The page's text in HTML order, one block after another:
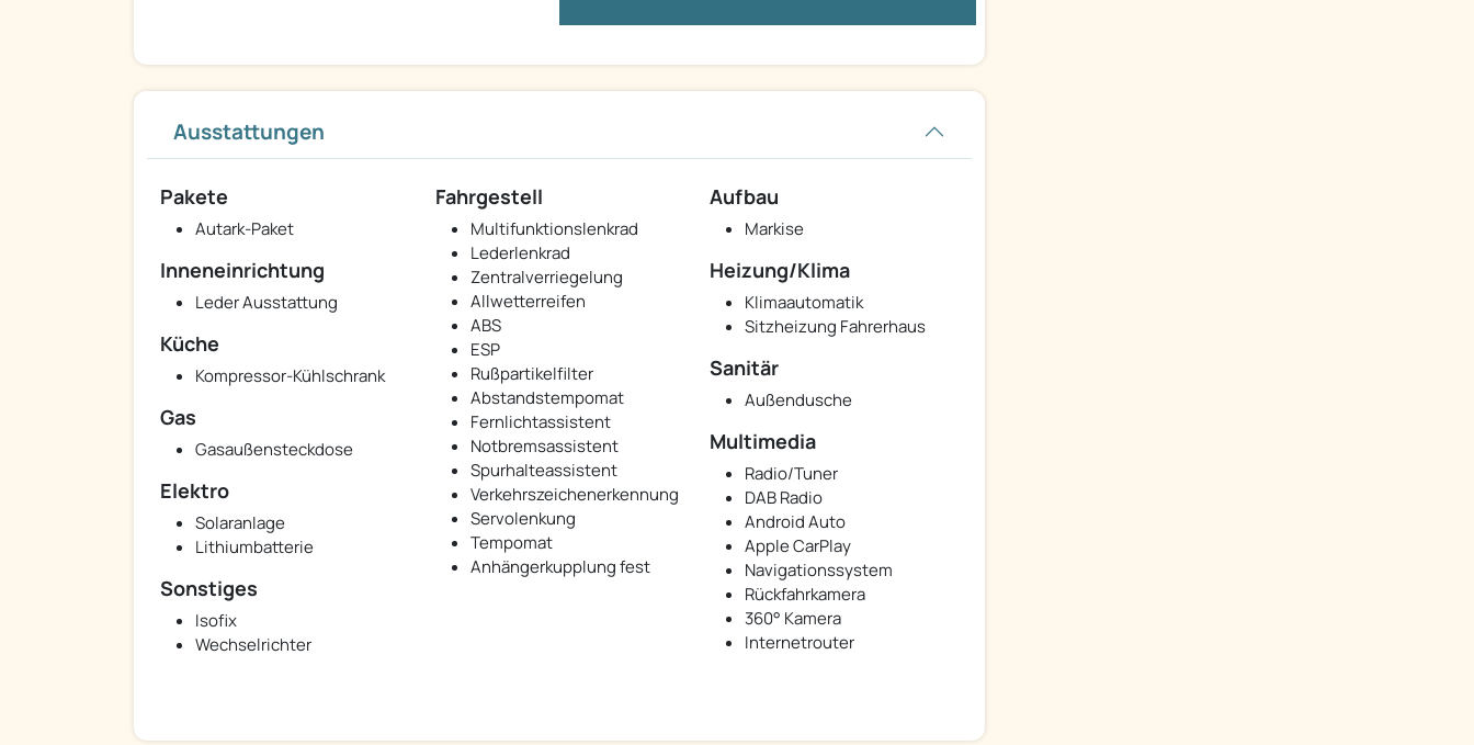
Ausstattungen
Pakete
Autark-Paket
Fahrgestell
Multifunktionslenkrad
Lederlenkrad
Zentralverriegelung
Allwetterreifen
ABS
ESP
Rußpartikelfilter
Abstandstempomat
Fernlichtassistent
Notbremsassistent
Spurhalteassistent
Verkehrszeichenerkennung
Servolenkung
Tempomat
Anhängerkupplung fest
Aufbau
Markise
Inneneinrichtung
Leder Ausstattung
Heizung/Klima
Klimaautomatik
Sitzheizung Fahrerhaus
Küche
Kompressor-Kühlschrank Sanitär
Außendusche
Gas
Gasaußensteckdose Multimedia
Radio/Tuner
DAB Radio
Android Auto
Apple CarPlay
Navigationssystem
Rückfahrkamera
360° Kamera
Internetrouter
Elektro
Solaranlage
Lithiumbatterie
Sonstiges
Isofix
Wechselrichter